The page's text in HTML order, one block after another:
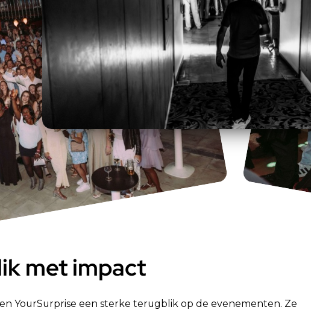
met impact
YourSurprise een sterke terugblik op de evenementen. Ze